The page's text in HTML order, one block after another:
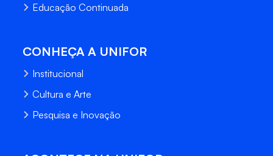
Educação Continuada
CONHEÇA A UNIFOR
Institucional
Cultura e Arte
Pesquisa e Inovação